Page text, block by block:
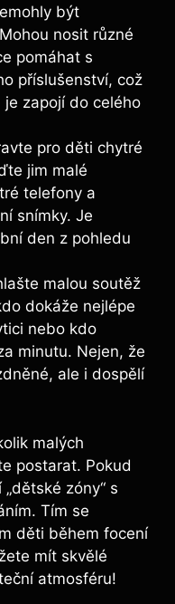
být
nosit různé‌
pomáhat s
příslušenství, což
⁣zapojí do celého
pro děti chytré
jim malé
telefony a
snímky. Je
den z pohledu
malou soutěž
dokáže nejlépe
nebo kdo
minutu. Nejen,⁢ že
ale i ⁢dospělí
⁣malých
postarat. ‌Pokud
zóny“ ⁤s
Tím se
děti během focení
mít skvělé
atmosféru!